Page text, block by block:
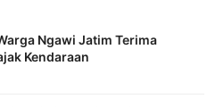
Ngawi Jatim Terima
Kendaraan